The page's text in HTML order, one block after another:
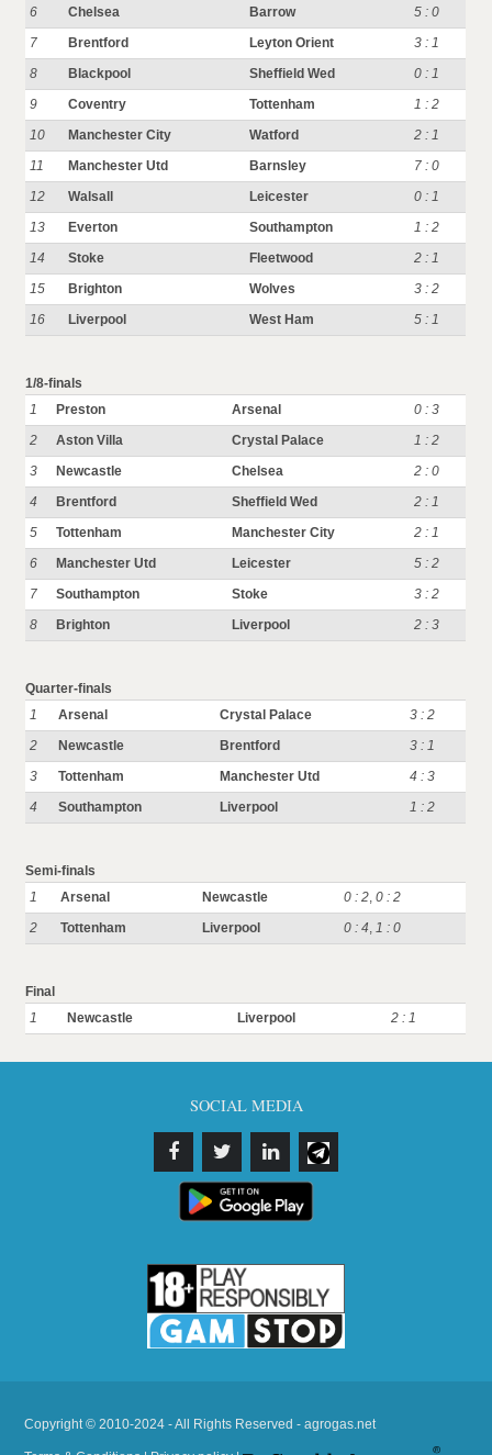
6
Chelsea Barrow
5 : 0
7
Brentford Leyton Orient
3 : 1
8
Blackpool Sheffield Wed
0 : 1
9
Coventry Tottenham
1 : 2
10
Manchester City Watford
2 : 1
11
Manchester Utd Barnsley
7 : 0
12
Walsall Leicester
0 : 1
13
Everton Southampton
1 : 2
14
Stoke Fleetwood
2 : 1
15
Brighton Wolves
3 : 2
16
Liverpool West Ham 5 : 1
1/8-finals
1
Preston Arsenal
0 : 3
2
Aston Villa Crystal Palace
1 : 2
3
Newcastle Chelsea
2 : 0
4
Brentford Sheffield Wed
2 : 1
5
Tottenham Manchester City
2 : 1
6
Manchester Utd Leicester
5 : 2
7
Southampton Stoke
3 : 2
8
Brighton Liverpool 2 : 3
Quarter-finals
1
Arsenal Crystal Palace
3 : 2
2
Newcastle Brentford
3 : 1
3
Tottenham Manchester Utd
4 : 3
4
Southampton Liverpool 1 : 2
Semi-finals
1
Arsenal Newcastle 0 : 2,0 : 2
2
Tottenham Liverpool 0 : 4,1 : 0
Final
1
Newcastle Liverpool 2 : 1
SOCIAL MEDIA
Copyright © 2010-2024 - All Rights Reserved - agrogas.net